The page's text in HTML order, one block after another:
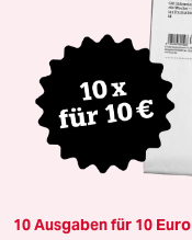
10 Ausgaben für 10 Euro